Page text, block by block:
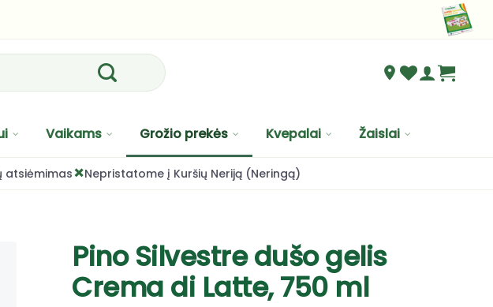
Vaikams Grožio prekės Kvepalai Žaislai
atsiėmimas×Nepristatome į Kuršių Neriją (Neringą)
Pino Silvestre dušo gelis
Crema di Latte, 750 ml